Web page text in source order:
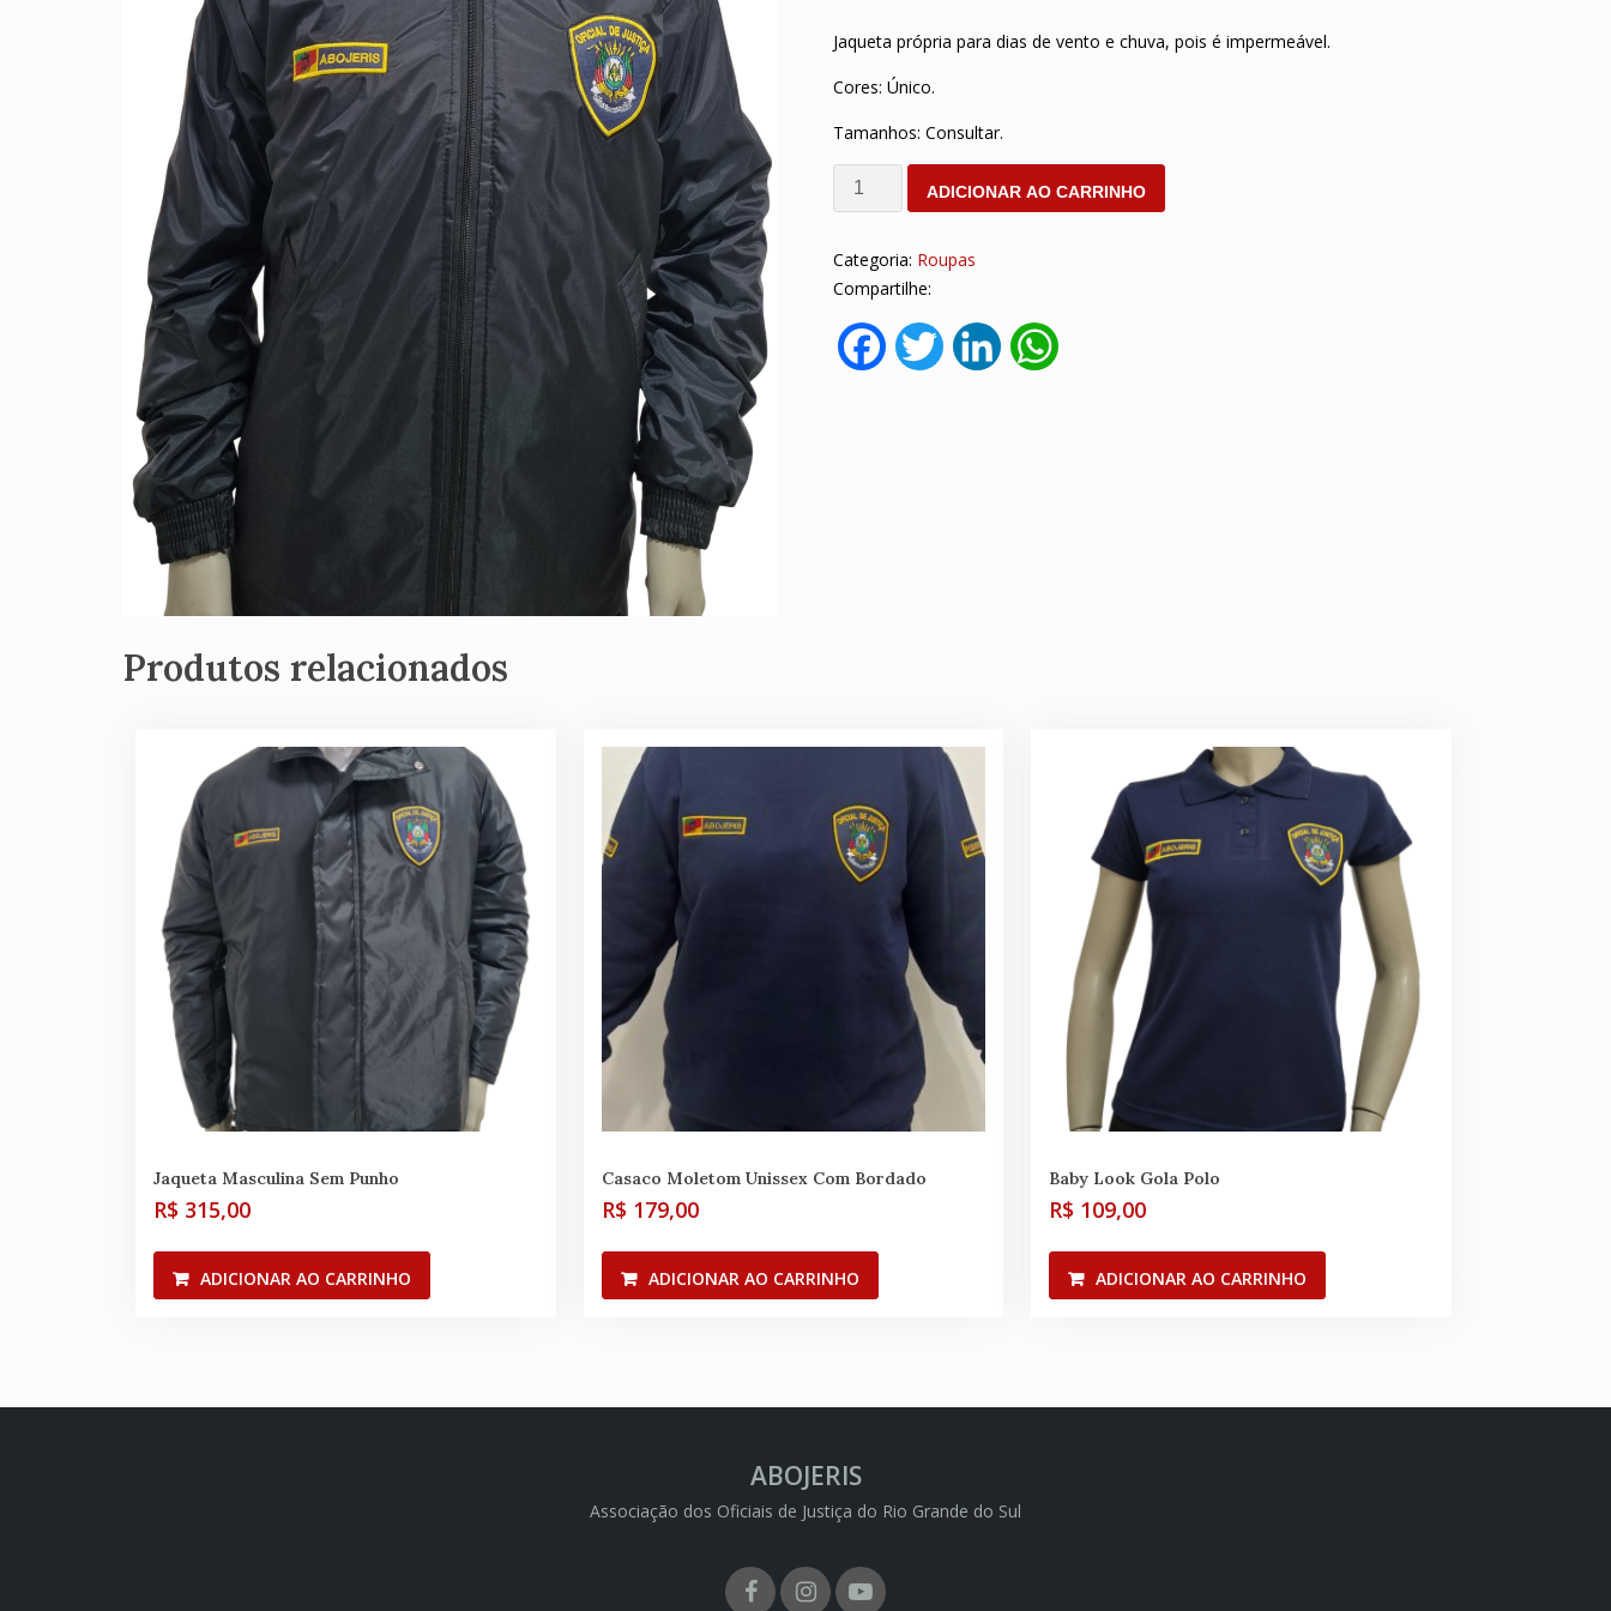
Jaqueta própria para dias de vento e chuva, pois é impermeável.
Cores: Único.
Tamanhos: Consultar.
Jaqueta
Feminina
Punho
quantidade
ADICIONAR AO CARRINHO
Categoria: Roupas
Compartilhe:
FacebookTwitterLinkedInWhatsApp
Produtos relacionados
Jaqueta Masculina Sem Punho
R$ 315,00
ADICIONAR AO CARRINHO
Casaco Moletom Unissex Com Bordado
R$ 179,00
ADICIONAR AO CARRINHO
Baby Look Gola Polo
R$ 109,00
ADICIONAR AO CARRINHO
ABOJERIS
Associação dos Oficiais de Justiça do Rio Grande do Sul